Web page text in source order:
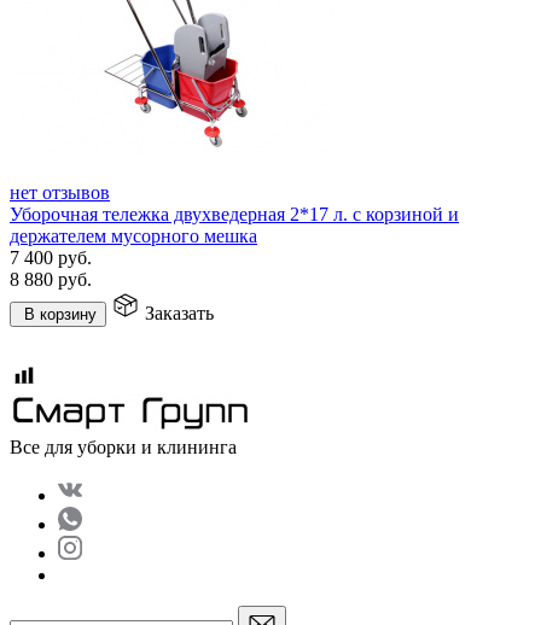
нет отзывов
Уборочная тележка двухведерная 2*17 л. с корзиной и
держателем мусорного мешка
7 400 руб.
8 880 руб.
В корзину Заказать
Все для уборки и клининга